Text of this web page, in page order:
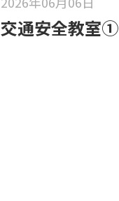
交通安全教室①